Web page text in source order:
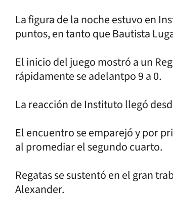
La figura de la noche estuvo en
puntos, en tanto que Bautista
El inicio del juego mostró a un
rápidamente se adelantpo 9 a 0.
La reacción de Instituto llegó
El encuentro se emparejó y por
al promediar el segundo cuarto.
Regatas se sustentó en el gran
Alexander.